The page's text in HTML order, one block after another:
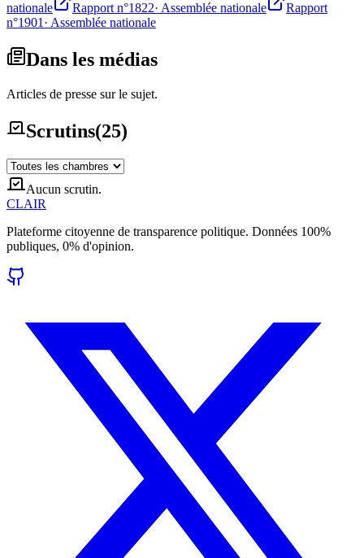
nationale
Rapport n°1822· Assemblée nationale
Rapport
n°1901 · Assemblée nationale
Dans les médias
Articles de presse sur le sujet.
Scrutins(25)
Aucun scrutin.
CLAIR
Plateforme citoyenne de transparence politique. Données 100%
publiques, 0% d'opinion.